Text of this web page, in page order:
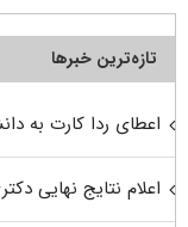
تازه‌ترین خبرها
اعطای ردا کارت به
اعلام نتایج نهایی